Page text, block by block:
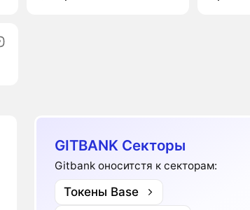
GITBANK Секторы
Gitbank оноситстя к секторам:
Токены Base